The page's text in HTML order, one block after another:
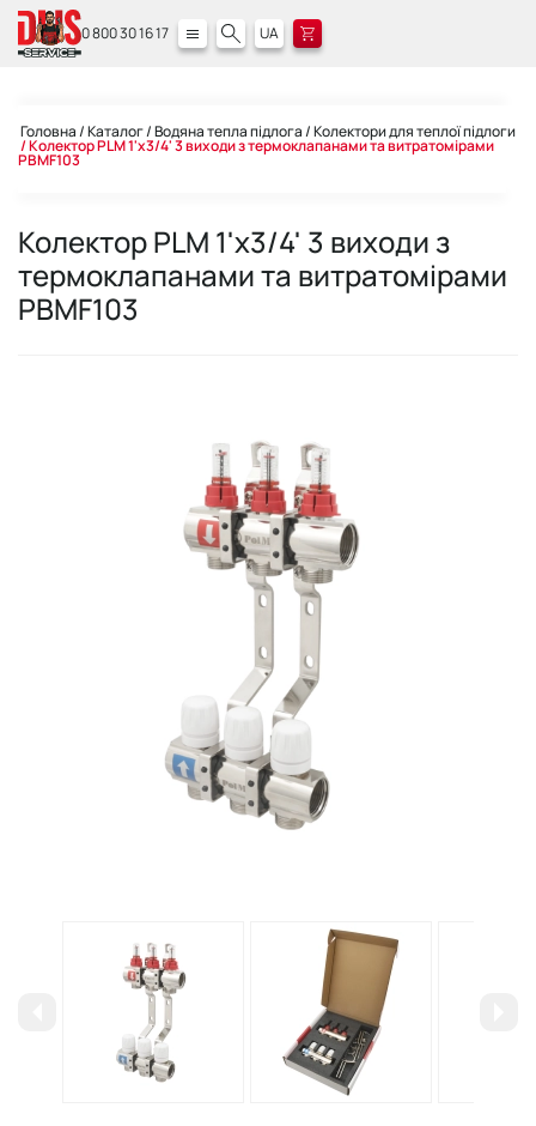
0 800 30 16 17 UA
Головна Каталог Водяна тепла підлога Колектори для теплої підлоги
Колектор PLM 1'x3/4' 3 виходи з термоклапанами та витратомірами
PBMF103
Колектор PLM 1'x3/4' 3 виходи з
термоклапанами та витратомірами
PBMF103